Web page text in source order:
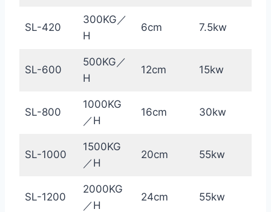
SL-420
300KG／
H
6cm 7.5kw
SL-600
500KG／
H
12cm 15kw
SL-800
1000KG
／H
16cm 30kw
SL-1000
1500KG
／H
20cm 55kw
SL-1200
2000KG
／H
24cm 55kw